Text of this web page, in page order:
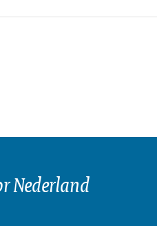
Nederland